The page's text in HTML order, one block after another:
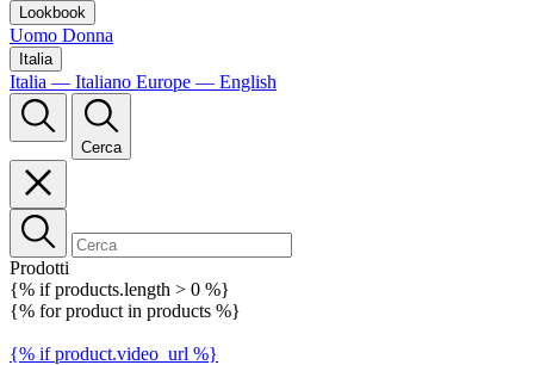
Lookbook
Uomo Donna
Italia
Italia — Italiano Europe — English
Cerca
Prodotti
{% if products.length > 0 %}
{% for product in products %}
{% if product.video_url %}